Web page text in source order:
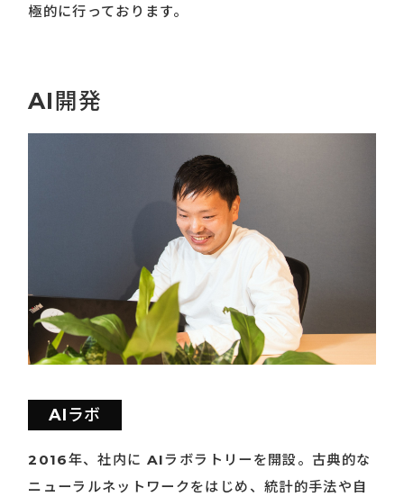
極的に行っております。
AI開発
AIラボ
2016年、社内に AIラボラトリーを開設。古典的な
ニューラルネットワークをはじめ、統計的手法や自